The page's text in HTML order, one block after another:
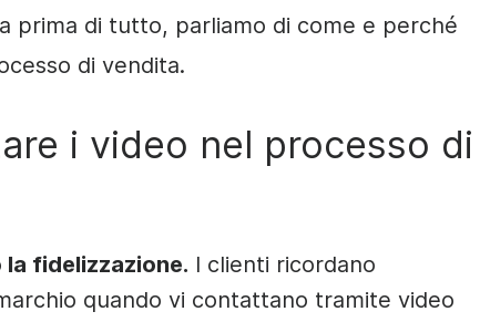
prima di tutto, parliamo di come e perché
di vendita.
i video nel processo di
la fidelizzazione. I clienti ricordano
quando vi contattano tramite video